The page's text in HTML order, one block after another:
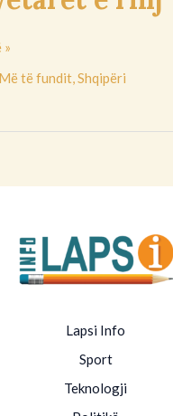
»
Më të fundit,Shqipëri
Lapsi Info
Sport
Teknologji